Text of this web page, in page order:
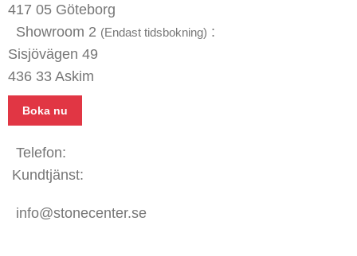
417 05 Göteborg
Showroom 2 (Endast tidsbokning) :
Sisjövägen 49
436 33 Askim
Boka nu
Telefon:
Kundtjänst:
info@stonecenter.se